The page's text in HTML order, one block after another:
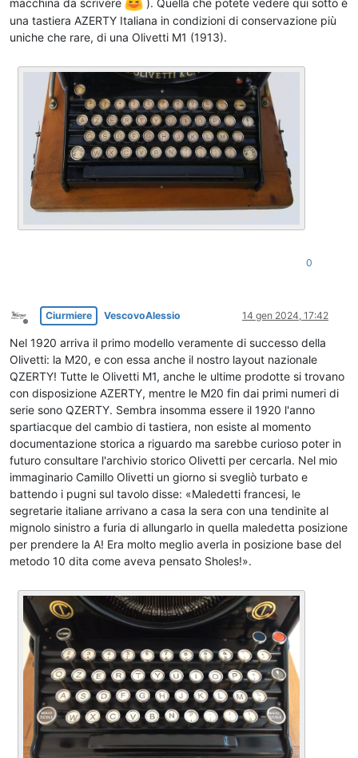
una tastiera AZERTY Italiana in condizioni di conservazione più
uniche che rare, di una Olivetti M1 (1913).
0
Non in linea
Ciurmiere VescovoAlessio 14 gen 2024, 17:42
Nel 1920 arriva il primo modello veramente di successo della
Olivetti: la M20, e con essa anche il nostro layout nazionale
QZERTY! Tutte le Olivetti M1, anche le ultime prodotte si trovano
con disposizione AZERTY, mentre le M20 fin dai primi numeri di
serie sono QZERTY. Sembra insomma essere il 1920 l'anno
spartiacque del cambio di tastiera, non esiste al momento
documentazione storica a riguardo ma sarebbe curioso poter in
futuro consultare l'archivio storico Olivetti per cercarla. Nel mio
immaginario Camillo Olivetti un giorno si svegliò turbato e
battendo i pugni sul tavolo disse: «Maledetti francesi, le
segretarie italiane arrivano a casa la sera con una tendinite al
mignolo sinistro a furia di allungarlo in quella maledetta posizione
per prendere la A! Era molto meglio averla in posizione base del
metodo 10 dita come aveva pensato Sholes!».